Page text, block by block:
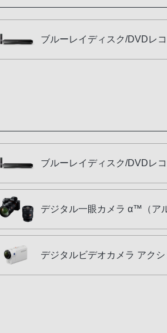
ブルーレイディスク/DVDレ
ブルーレイディスク/DVDレ
デジタル一眼カメラ α™（ア
デジタルビデオカメラ アクシ